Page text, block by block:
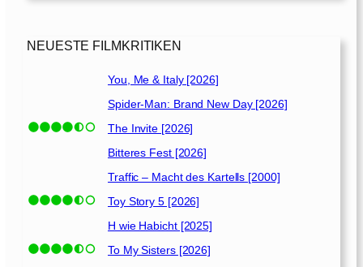
NEUESTE FILMKRITIKEN
You, Me & Italy [2026]
Spider-Man: Brand New Day [2026]
The Invite [2026]
Bitteres Fest [2026]
Traffic – Macht des Kartells [2000]
Toy Story 5 [2026]
H wie Habicht [2025]
To My Sisters [2026]